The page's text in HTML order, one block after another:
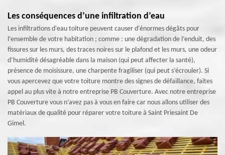
Les conséquences d’une infiltration d’eau
Les infiltrations d'eau toiture peuvent causer d'énormes dégâts pour
l’ensemble de votre habitation ; comme : une dégradation de l’enduit, des
fissures sur les murs, des traces noires sur le plafond et les murs, une odeur
d’humidité désagréable dans la maison (qui peut affecter la santé),
présence de moisissure, une charpente fragiliser (qui peut s’écrouler). Si
vous apercevez que votre toiture montre des signes de défaillance, faites
appel au plus vite à notre entreprise PB Couverture. Avec notre entreprise
PB Couverture vous n’avez pas à vous en faire car nous allons utiliser des
matériaux de qualité pour réparer votre toiture à Saint Priesaint De
Gimel.